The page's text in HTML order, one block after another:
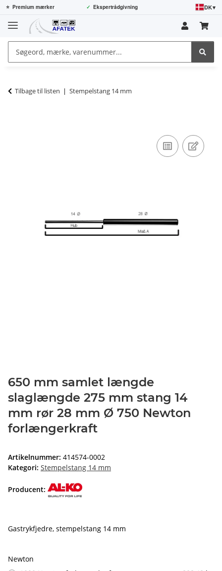
⭐ Premium mærker ✓ Ekspertrådgivning DK▾
Tilbage til listen Stempelstang 14 mm
650 mm samlet længde
slaglængde 275 mm stang 14
mm rør 28 mm Ø 750 Newton
forlængerkraft
Artikelnummer: 414574-0002
Kategori: Stempelstang 14 mm
Producent:
Gastrykfjedre, stempelstang 14 mm
Newton